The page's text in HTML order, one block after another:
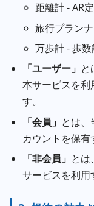
距離計 - AR
旅行プラン
万歩計 - 歩数
「ユーザー」 と
本サービスを利
す。
「会員」 とは
カウントを保有
「非会員」 とは
サービスを利用